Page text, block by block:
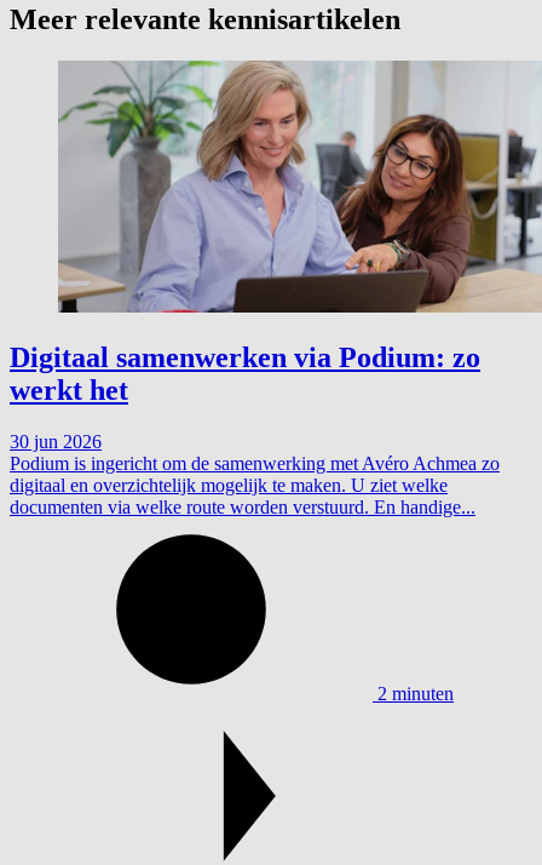
Meer relevante kennisartikelen
Digitaal samenwerken via Podium: zo
werkt het
30 jun 2026
Podium is ingericht om de samenwerking met Avéro Achmea zo
digitaal en overzichtelijk mogelijk te maken. U ziet welke
documenten via welke route worden verstuurd. En handige...
2 minuten